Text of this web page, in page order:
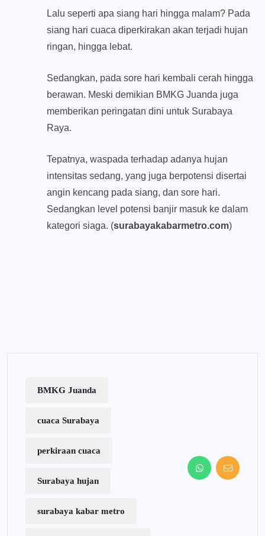
Lalu seperti apa siang hari hingga malam? Pada
siang hari cuaca diperkirakan akan terjadi hujan
ringan, hingga lebat.
Sedangkan, pada sore hari kembali cerah hingga
berawan. Meski demikian BMKG Juanda juga
memberikan peringatan dini untuk Surabaya
Raya.
Tepatnya, waspada terhadap adanya hujan
intensitas sedang, yang juga berpotensi disertai
angin kencang pada siang, dan sore hari.
Sedangkan level potensi banjir masuk ke dalam
kategori siaga. (surabayakabarmetro.com)
BMKG Juanda
cuaca Surabaya
perkiraan cuaca
Surabaya hujan
surabaya kabar metro